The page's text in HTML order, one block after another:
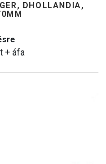
DHOLLANDIA,
+ áfa